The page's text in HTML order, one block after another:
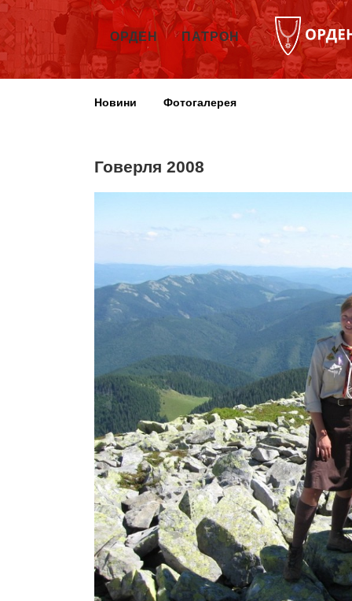
ОРДЕН ПАТРОН
Новини Фотогалерея
Говерля 2008